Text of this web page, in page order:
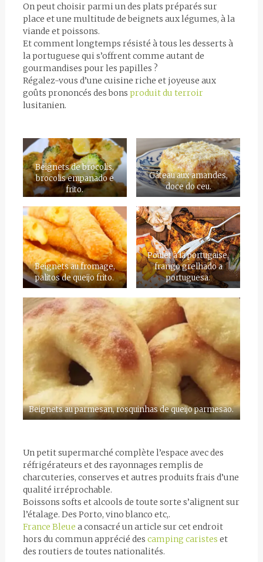
On peut choisir parmi un des plats préparés sur
place et une multitude de beignets aux légumes, à la
viande et poissons.
Et comment longtemps résisté à tous les desserts à
la portuguese qui s’offrent comme autant de
gourmandises pour les papilles ?
Régalez-vous d’une cuisine riche et joyeuse aux
goûts prononcés des bons produit du terroir
lusitanien.
Beignets de brocolis,
brocolis empanado e
frito.
Gâteau aux amandes,
doce do ceu.
Beignets au fromage,
palitos de queijo frito.
Poulet à la portugaise,
frango grelhado a
portuguesa.
Beignets au parmesan, rosquinhas de queijo parmesao.
Un petit supermarché complète l’espace avec des
réfrigérateurs et des rayonnages remplis de
charcuteries, conserves et autres produits frais d’une
qualité irréprochable.
Boissons softs et alcools de toute sorte s’alignent sur
l’étalage. Des Porto, vino blanco etc,.
France Bleue a consacré un article sur cet endroit
hors du commun apprécié des camping caristes et
des routiers de toutes nationalités.